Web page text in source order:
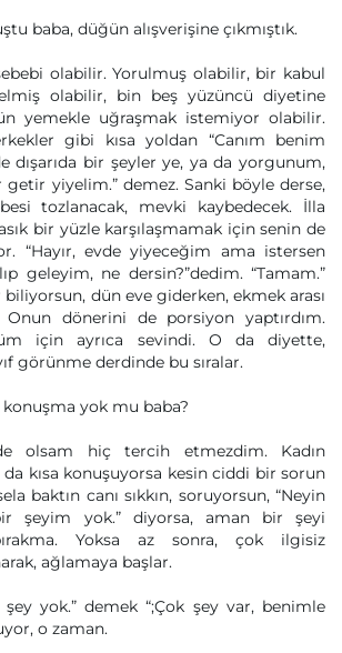
baba, düğün alışverişine çıkmıştık.
olabilir. Yorulmuş olabilir, bir kabul
olabilir, bin beş yüzüncü diyetine
yemekle uğraşmak istemiyor olabilir.
gibi kısa yoldan “Canım benim
dışarıda bir şeyler ye, ya da yorgunum,
yiyelim.” demez. Sanki böyle derse,
tozlanacak, mevki kaybedecek. İlla
bir yüzle karşılaşmamak için senin de
“Hayır, evde yiyeceğim ama istersen
geleyim, ne dersin?”dedim. “Tamam.”
dün eve giderken, ekmek arası
Onun dönerini de porsiyon yaptırdım.
için ayrıca sevindi. O da diyette,
görünme derdinde bu sıralar.
konuşma yok mu baba?
olsam hiç tercih etmezdim. Kadın
kısa konuşuyorsa kesin ciddi bir sorun
baktın canı sıkkın, soruyorsun, “Neyin
şeyim yok.” diyorsa, aman bir şeyi
Yoksa az sonra, çok ilgisiz
ağlamaya başlar.
şey yok.” demek “;Çok şey var, benimle
o zaman.